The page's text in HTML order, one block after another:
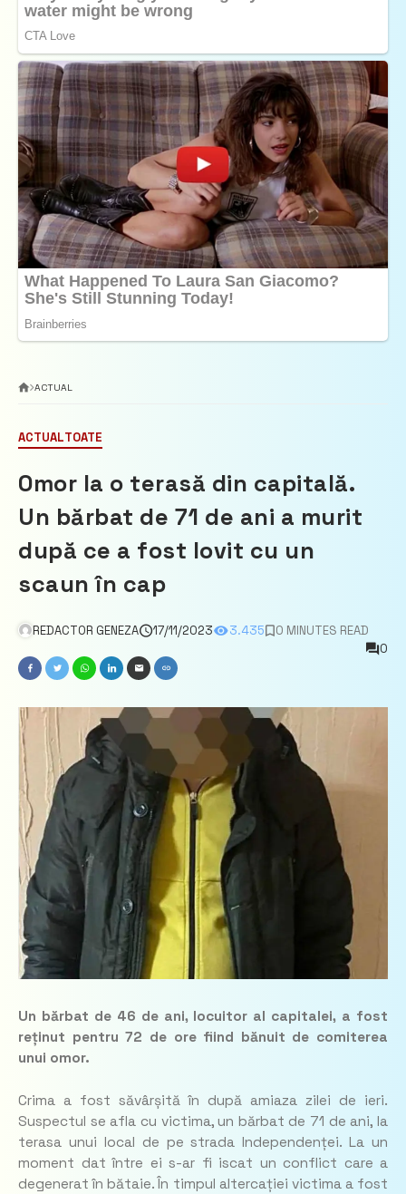
ACTUAL
ACTUALTOATE
Omor la o terasă din capitală.
Un bărbat de 71 de ani a murit
după ce a fost lovit cu un
scaun în cap
REDACTOR GENEZA 17/11/2023 3.435
0 MINUTES READ
0
Un bărbat de 46 de ani, locuitor al capitalei, a fost
reținut pentru 72 de ore fiind bănuit de comiterea
unui omor.
Crima a fost săvârșită în după amiaza zilei de ieri.
Suspectul se afla cu victima, un bărbat de 71 de ani, la
terasa unui local de pe strada Independenței. La un
moment dat între ei s-ar fi iscat un conflict care a
degenerat în bătaie. În timpul altercației victima a fost